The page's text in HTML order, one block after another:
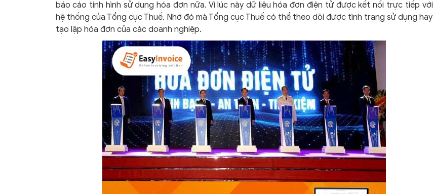
báo cáo tinh hình sử dụng hóa đơn nữa. Vì lúc này dữ liệu hóa đơn điện tử được kết nối trực tiếp với
hệ thống của Tổng cục Thuế. Nhờ đó mà Tổng cục Thuế có thể theo dõi được tình trạng sử dụng hay
tạo lập hóa đơn của các doanh nghiệp.